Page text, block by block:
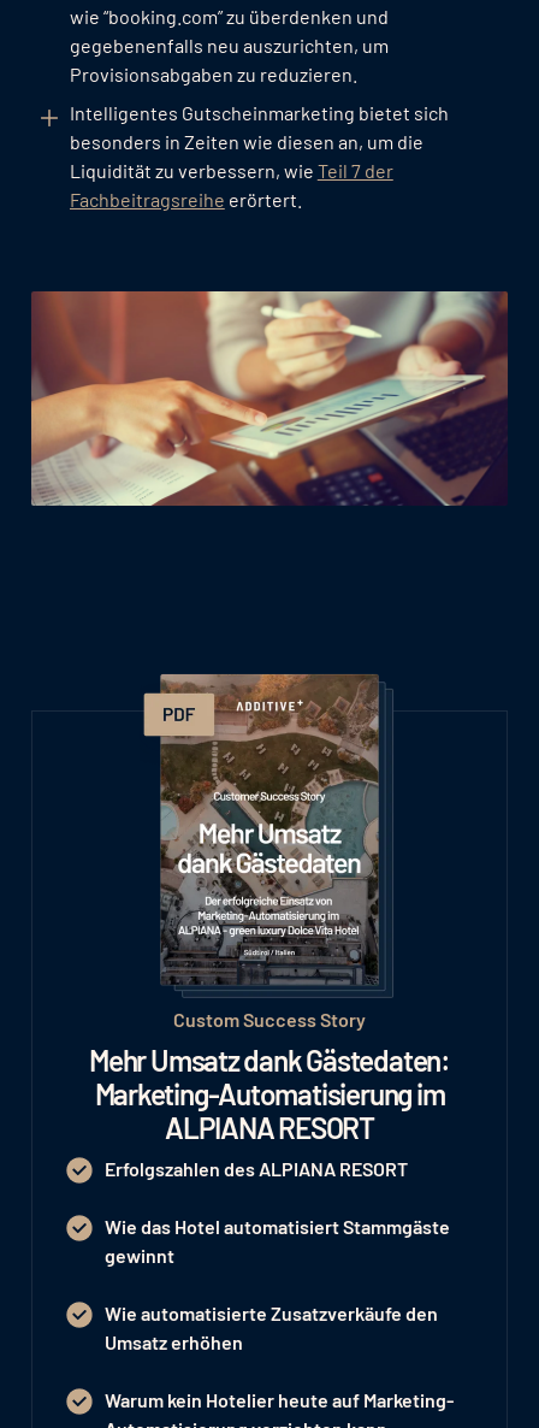
wie “booking.com” zu überdenken und
gegebenenfalls neu auszurichten, um
Provisionsabgaben zu reduzieren.
Intelligentes Gutscheinmarketing bietet sich
besonders in Zeiten wie diesen an, um die
Liquidität zu verbessern, wie Teil 7 der
Fachbeitragsreihe erörtert.
Custom Success Story
Mehr Umsatz dank Gästedaten:
Marketing-Automatisierung im
ALPIANA RESORT
Erfolgszahlen des ALPIANA RESORT
Wie das Hotel automatisiert Stammgäste
gewinnt
Wie automatisierte Zusatzverkäufe den
Umsatz erhöhen
Warum kein Hotelier heute auf Marketing-